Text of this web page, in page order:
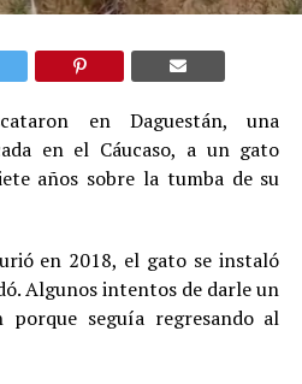
en Daguestán, una
en el Cáucaso, a un gato
años sobre la tumba de su
en 2018, el gato se instaló
Algunos intentos de darle un
porque seguía regresando al